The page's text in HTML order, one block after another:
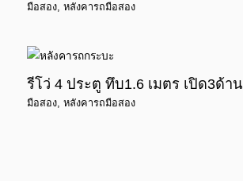
มือสอง,หลังคารถมือสอง
รีโว่ 4 ประตู ทึบ1.6 เมตร เปิด3ด้าน
มือสอง ,หลังคารถมือสอง